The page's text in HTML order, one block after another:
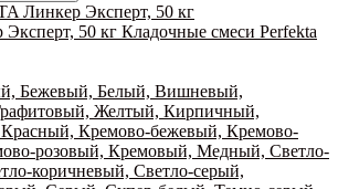
50 кг Кладочные смеси Perfekta
Бежевый, Белый, Вишневый,
Желтый, Кирпичный,
Кремово-бежевый, Кремово-
розовый, Кремовый, Медный, Светло-
коричневый, Светло-серый,